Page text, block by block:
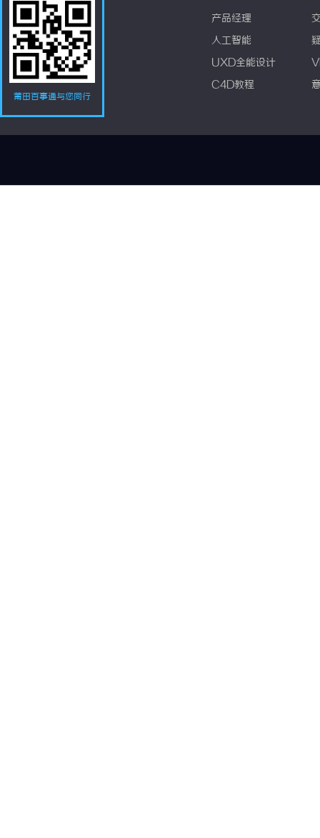
莆田百事通与您同行
产品经理
人工智能
UXD全能设计
C4D教程